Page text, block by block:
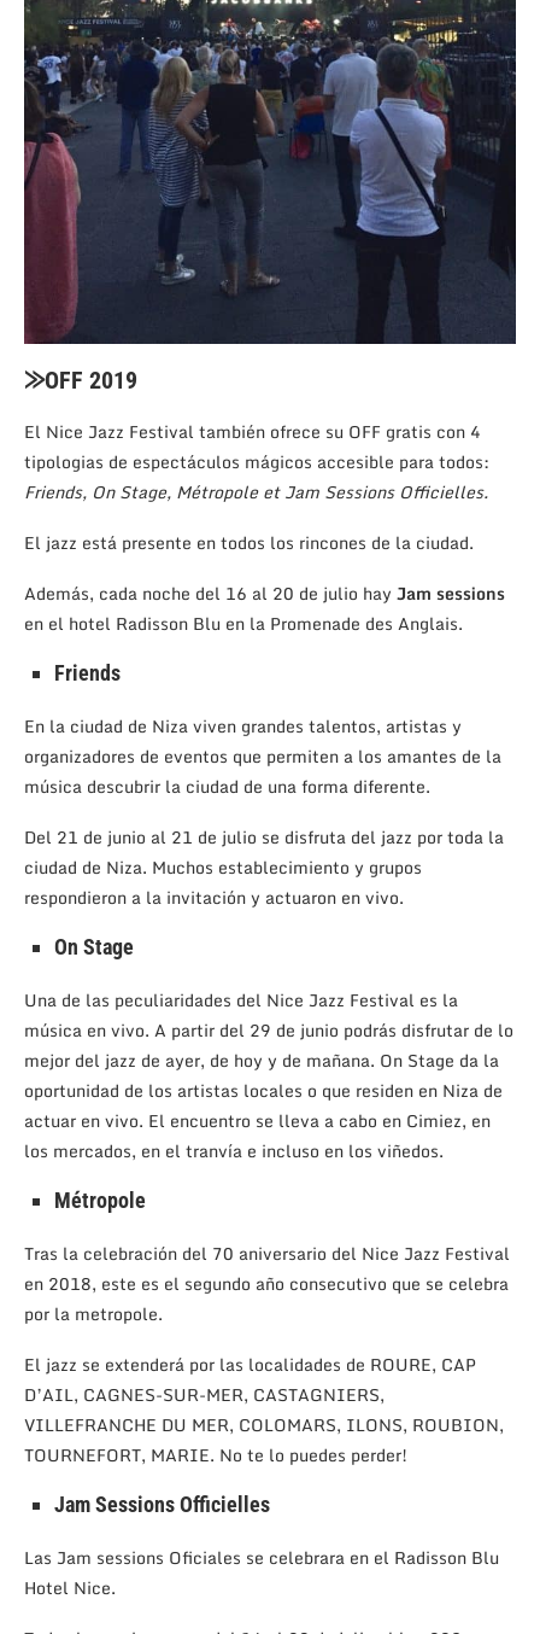
⨠OFF 2019
El Nice Jazz Festival también ofrece su OFF gratis con 4
tipologias de espectáculos mágicos accesible para todos:
Friends, On Stage, Métropole et Jam Sessions Officielles.
El jazz está presente en todos los rincones de la ciudad.
Además, cada noche del 16 al 20 de julio hay Jam sessions
en el hotel Radisson Blu en la Promenade des Anglais.
Friends
En la ciudad de Niza viven grandes talentos, artistas y
organizadores de eventos que permiten a los amantes de la
música descubrir la ciudad de una forma diferente.
Del 21 de junio al 21 de julio se disfruta del jazz por toda la
ciudad de Niza. Muchos establecimiento y grupos
respondieron a la invitación y actuaron en vivo.
On Stage
Una de las peculiaridades del Nice Jazz Festival es la
música en vivo. A partir del 29 de junio podrás disfrutar de lo
mejor del jazz de ayer, de hoy y de mañana. On Stage da la
oportunidad de los artistas locales o que residen en Niza de
actuar en vivo. El encuentro se lleva a cabo en Cimiez, en
los mercados, en el tranvía e incluso en los viñedos.
Métropole
Tras la celebración del 70 aniversario del Nice Jazz Festival
en 2018, este es el segundo año consecutivo que se celebra
por la metropole.
El jazz se extenderá por las localidades de ROURE, CAP
D’AIL, CAGNES-SUR-MER, CASTAGNIERS,
VILLEFRANCHE DU MER, COLOMARS, ILONS, ROUBION,
TOURNEFORT, MARIE. No te lo puedes perder!
Jam Sessions Officielles
Las Jam sessions Oficiales se celebrara en el Radisson Blu
Hotel Nice.